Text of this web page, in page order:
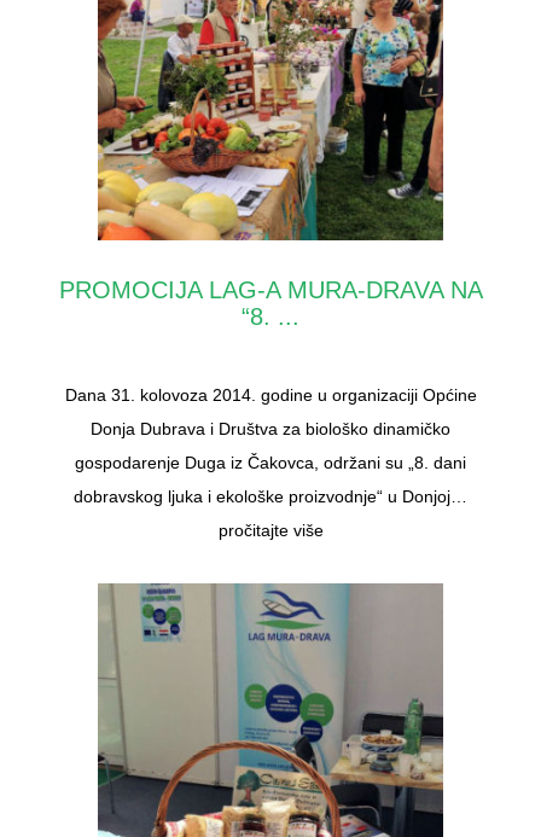
PROMOCIJA LAG-A MURA-DRAVA NA
“8. ...
Dana 31. kolovoza 2014. godine u organizaciji Općine
Donja Dubrava i Društva za biološko dinamičko
gospodarenje Duga iz Čakovca, održani su „8. dani
dobravskog ljuka i ekološke proizvodnje“ u Donjoj…
pročitajte više